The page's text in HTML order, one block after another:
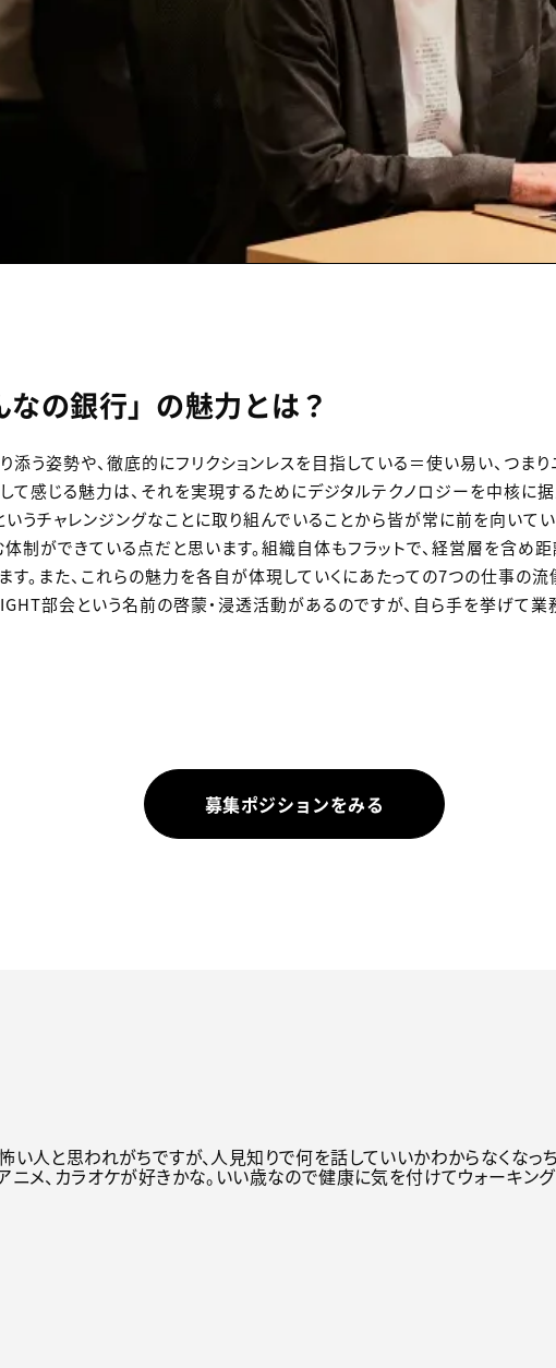
の銀行」の魅力とは？
う姿勢や、徹底的にフリクションレスを目指している＝使い易い、つま
て感じる魅力は、それを実現するためにデジタルテクノロジーを中核に
いうチャレンジングなことに取り組んでいることから皆が常に前を向いて
制ができている点だと思います。組織自体もフラットで、経営層を含め
。また、これらの魅力を各自が体現していくにあたっての7つの仕事の流
部会という名前の啓蒙・浸透活動があるのですが、自ら手を挙げて
募集ポジションをみる
い人と思われがちですが、人見知りで何を話していいかわからなくなっち
ニメ、カラオケが好きかな。いい歳なので健康に気を付けてウォーキング